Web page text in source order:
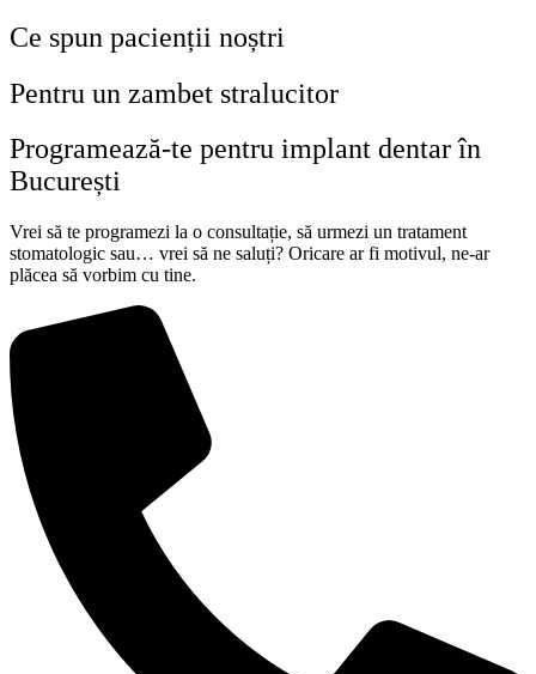
Ce spun pacienții noștri
Pentru un zambet stralucitor
Programează-te pentru implant dentar în
București
Vrei să te programezi la o consultație, să urmezi un tratament
stomatologic sau… vrei să ne saluți? Oricare ar fi motivul, ne-ar
plăcea să vorbim cu tine.